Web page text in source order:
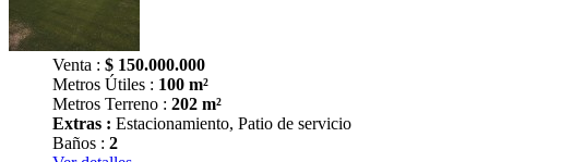
Venta : $ 150.000.000
Metros Útiles : 100 m²
Metros Terreno : 202 m²
Extras : Estacionamiento, Patio de servicio
Baños : 2